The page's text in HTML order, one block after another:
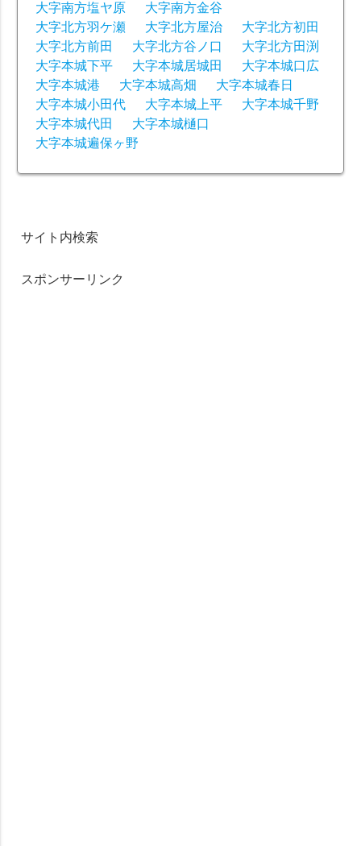
大字南方塩ヤ原
大字南方金谷
大字北方羽ケ瀬
大字北方屋治
大字北方初田
大字北方前田
大字北方谷ノ口
大字北方田渕
大字本城下平
大字本城居城田
大字本城口広
大字本城港
大字本城高畑
大字本城春日
大字本城小田代
大字本城上平
大字本城千野
大字本城代田
大字本城樋口
大字本城遍保ヶ野
サイト内検索
スポンサーリンク